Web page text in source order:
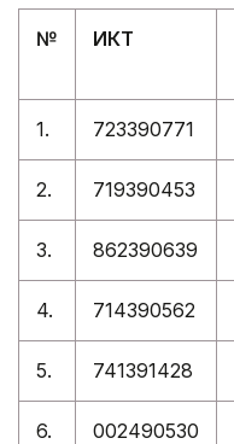
№ ИКТ
1. 723390771
2. 719390453
3. 862390639
4. 714390562
5. 741391428
6. 002490530